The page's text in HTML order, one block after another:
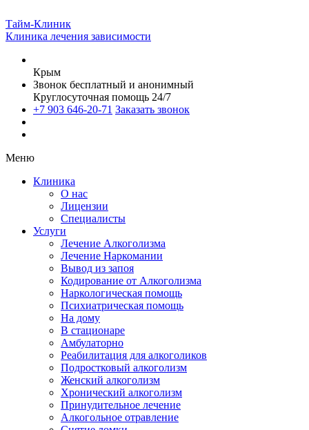
Тайм-Клиник
Клиника лечения зависимости
Крым
Звонок бесплатный и анонимный
Круглосуточная помощь 24/7
+7 903 646-20-71 Заказать звонок
Меню
Клиника
О нас
Лицензии
Специалисты
Услуги
Лечение Алкоголизма
Лечение Наркомании
Вывод из запоя
Кодирование от Алкоголизма
Наркологическая помощь
Психиатрическая помощь
На дому
В стационаре
Амбулаторно
Реабилитация для алкоголиков
Подростковый алкоголизм
Женский алкоголизм
Хронический алкоголизм
Принудительное лечение
Алкогольное отравление